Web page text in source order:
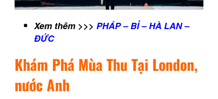
Xem thêm >>> PHÁP – BỈ – HÀ LAN –
ĐỨC
Khám Phá Mùa Thu Tại London,
nước Anh